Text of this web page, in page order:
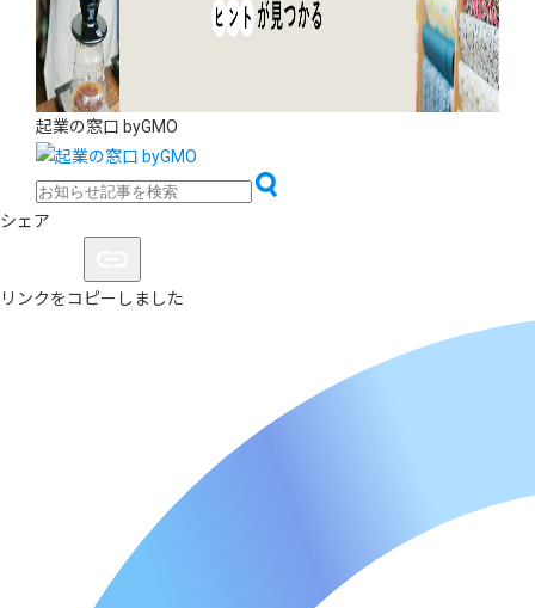
起業の窓口 byGMO
シェア
リンクをコピーしました